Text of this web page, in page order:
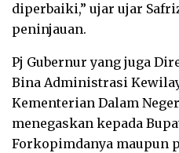
diperbaiki,” ujar ujar
peninjauan.
Pj Gubernur yang juga
Bina Administrasi
Kementerian Dalam
menegaskan kepada
Forkopimdanya maupun